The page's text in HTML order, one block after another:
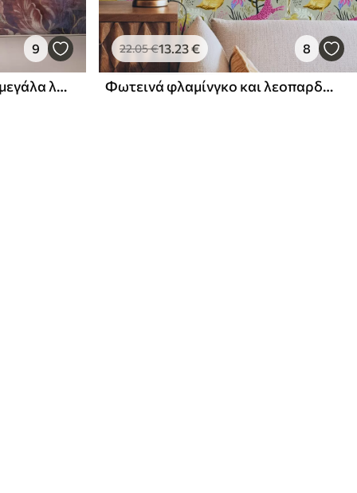
9
Ζωγραφικό μπουκέτο με μεγάλα λουλούδια σε βαθύ ινδικο φόντο
22.05€13.23€ 8
Φωτεινά φλαμίνγκο και λεοπαρδάλεις ανάμεσα σε τροπικά φυτά